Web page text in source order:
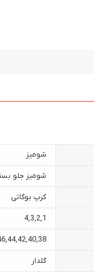
شومیز
شومیز جلو
کرپ بوگاتی
1
,
2
,
3
,
4
38
,
40
,
42
,
44
,
گلدار